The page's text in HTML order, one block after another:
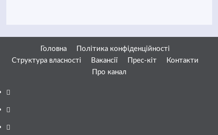
Головна
Політика конфіденційності
Структура власності
Вакансії Прес-кіт
Контакти
Про канал
Facebook
YouTube
Telegram